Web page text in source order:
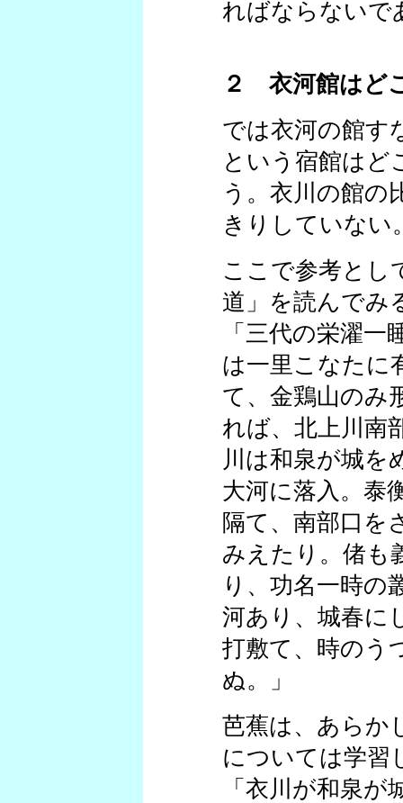
ればならないで
２ 衣河館はど
では衣河の館す
という宿館はど
う。衣川の館の
きりしていない
ここで参考とし
道」を読んでみ
「三代の栄濯
は一里こなたに
て、金鶏山のみ
れば、北上川南
川は和泉が城を
大河に落入。泰
隔て、南部口を
みえたり。偖も
り、功名一時の
河あり、城春に
打敷て、時のう
ぬ。」
芭蕉は、あらか
については学習
「衣川が和泉